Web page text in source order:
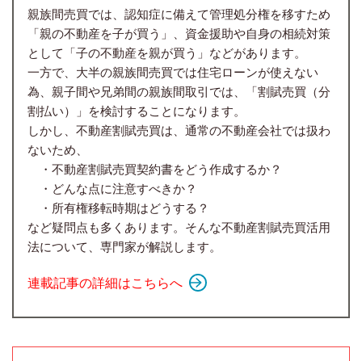
親族間売買では、認知症に備えて管理処分権を移すため
「親の不動産を子が買う」、資金援助や自身の相続対策
として「子の不動産を親が買う」などがあります。
一方で、大半の親族間売買では住宅ローンが使えない
為、親子間や兄弟間の親族間取引では、「割賦売買（分
割払い）」を検討することになります。
しかし、不動産割賦売買は、通常の不動産会社では扱わ
ないため、
・不動産割賦売買契約書をどう作成するか？
・どんな点に注意すべきか？
・所有権移転時期はどうする？
など疑問点も多くあります。そんな不動産割賦売買活用
法について、 専門家が解説します。
連載記事の詳細はこちらへ